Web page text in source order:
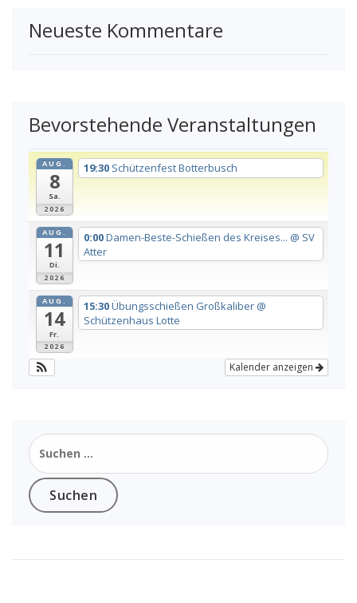
Neueste Kommentare
Bevorstehende Veranstaltungen
AUG.
8
Sa.
2026
19:30 Schützenfest Botterbusch
AUG.
11
Di.
2026
0:00Damen-Beste-Schießen des Kreises... @ SV
Atter
AUG.
14
Fr.
2026
15:30Übungsschießen Großkaliber @
Schützenhaus Lotte
Kalender anzeigen
Suchen
nach: